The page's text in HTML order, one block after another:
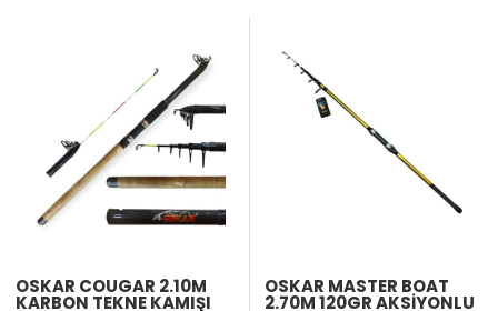
OSKAR COUGAR 2.10M
KARBON TEKNE KAMIŞI
OSKAR MASTER BOAT
2.70M 120GR AKSIYONLU